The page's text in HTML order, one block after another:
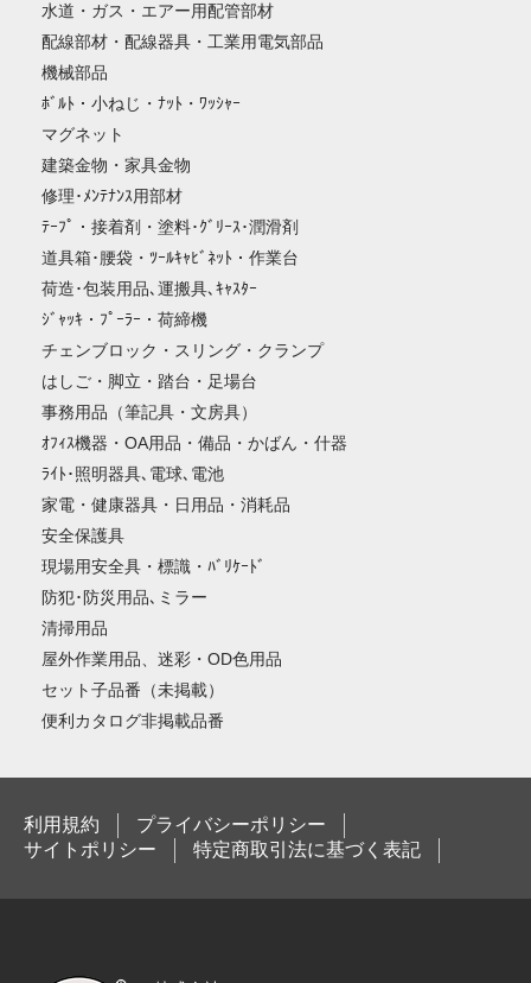
水道・ガス・エアー用配管部材
配線部材・配線器具・工業用電気部品
機械部品
ﾎﾞﾙﾄ・小ねじ・ﾅｯﾄ・ﾜｯｼｬｰ
マグネット
建築金物・家具金物
修理･ﾒﾝﾃﾅﾝｽ用部材
ﾃｰﾌﾟ・接着剤・塗料･ｸﾞﾘｰｽ･潤滑剤
道具箱･腰袋・ﾂｰﾙｷｬﾋﾞﾈｯﾄ・作業台
荷造･包装用品､運搬具､ｷｬｽﾀｰ
ｼﾞｬｯｷ・ﾌﾟｰﾗｰ・荷締機
チェンブロック・スリング・クランプ
はしご・脚立・踏台・足場台
事務用品（筆記具・文房具）
ｵﾌｨｽ機器・OA用品・備品・かばん・什器
ﾗｲﾄ･照明器具､電球､電池
家電・健康器具・日用品・消耗品
安全保護具
現場用安全具・標識・ﾊﾞﾘｹｰﾄﾞ
防犯･防災用品､ミラー
清掃用品
屋外作業用品、迷彩・OD色用品
セット子品番（未掲載）
便利カタログ非掲載品番
利用規約
プライバシーポリシー
サイトポリシー
特定商取引法に基づく表記